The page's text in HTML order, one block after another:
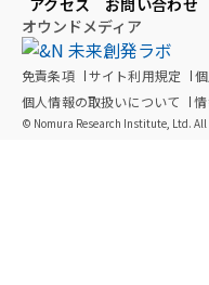
アクセス
お問い合わせ
オウンドメディア
免責条項 サイト利用規定
個人情報の取扱いについて
© Nomura Research Institute, Ltd.